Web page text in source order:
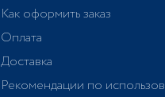
Как оформить заказ
Оплата
Доставка
Рекомендации по